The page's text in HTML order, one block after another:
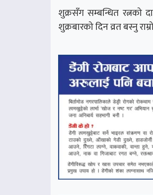
शुक्रसँग सम्बन्धित रत्नको
शुक्रबारको दिन व्रत बस्नु